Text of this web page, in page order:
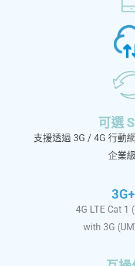
可選
支援透過 3G / 4G 行動
企業
4G LTE Cat 1
with 3G